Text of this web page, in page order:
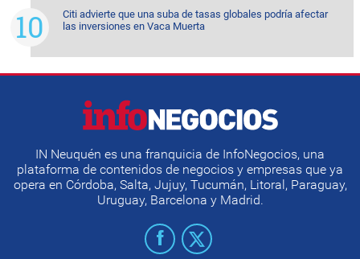
Citi advierte que una suba de tasas globales podría afectar
las inversiones en Vaca Muerta
IN Neuquén es una franquicia de InfoNegocios, una
plataforma de contenidos de negocios y empresas que ya
opera en Córdoba, Salta, Jujuy, Tucumán, Litoral, Paraguay,
Uruguay, Barcelona y Madrid.